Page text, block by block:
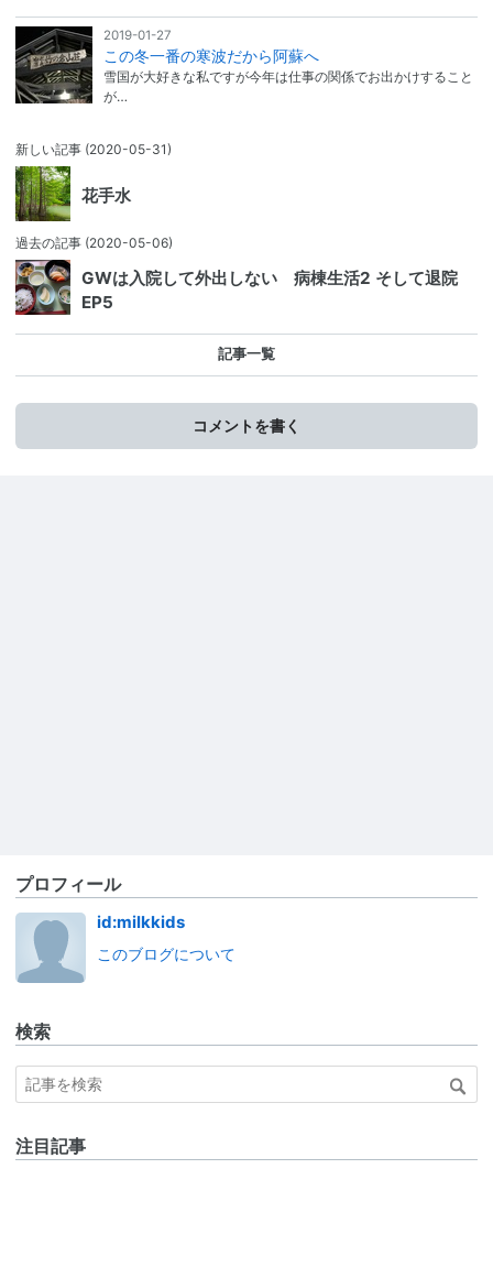
2019-01-27
この冬一番の寒波だから阿蘇へ
雪国が大好きな私ですが今年は仕事の関係でお出かけすること
が…
新しい記事 (2020-05-31)
花手水
過去の記事 (2020-05-06)
GWは入院して外出しない 病棟生活2 そして退院
EP5
記事一覧
コメントを書く
プロフィール
id:milkkids
このブログについて
検索
注目記事